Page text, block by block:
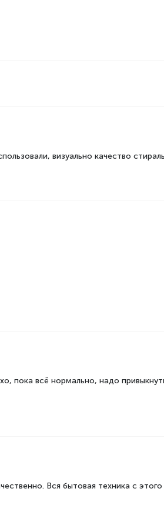
визуально качество
пока всё нормально, надо
Вся бытовая техника с этого